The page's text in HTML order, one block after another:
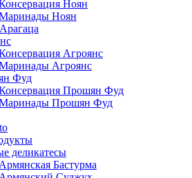
Ноян
Ноян
Агроянс
Агроянс
Фуд
Прошян Фуд
Прошян Фуд
деликатесы
Армянская Бастурма